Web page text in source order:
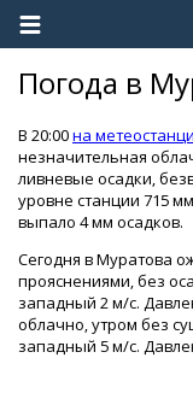
Погода в
В 20:00на
незначительная
ливневые осадки,
уровне станции 715
выпало 4 мм осадков.
Сегодня в Муратова
прояснениями, без
западный 2 м/с.
облачно, утром без
западный 5 м/с.